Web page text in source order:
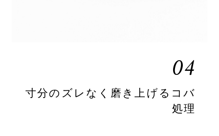
04
寸分のズレなく磨き上げるコバ
処理